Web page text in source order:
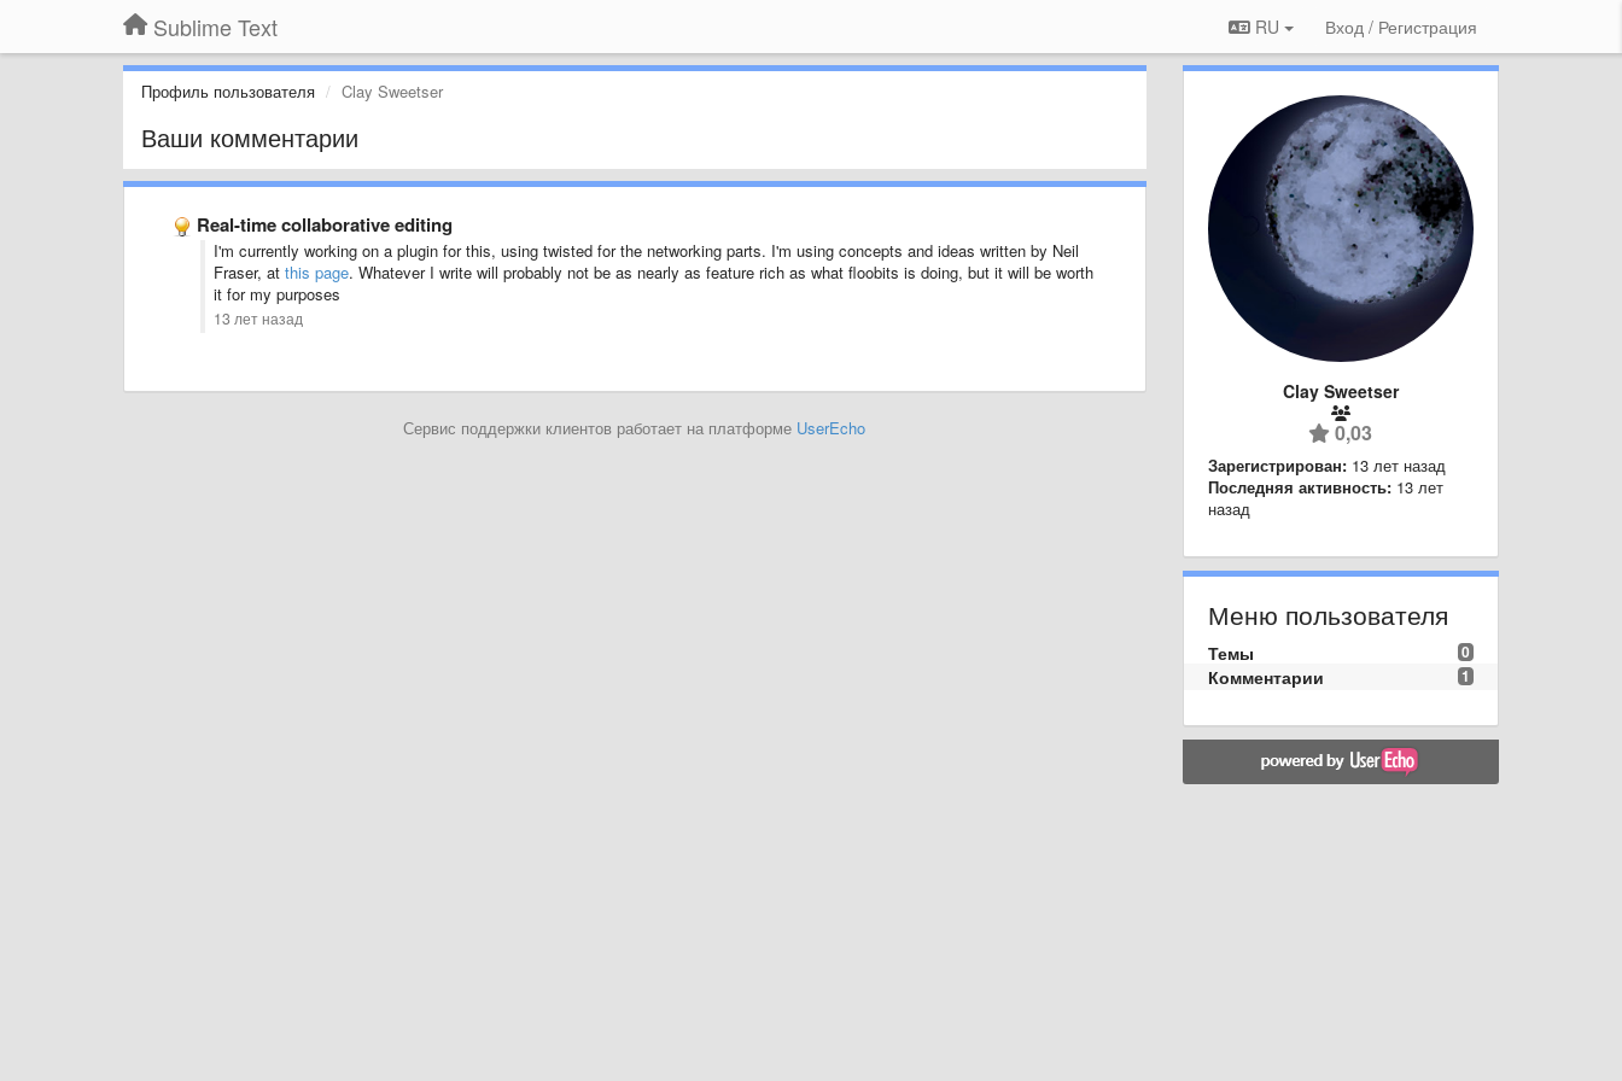
Sublime Text RU Вход / Регистрация
Профиль пользователя Clay Sweetser
Ваши комментарии
Real-time collaborative editing
I'm currently working on a plugin for this, using twisted for the networking parts. I'm using concepts and ideas written by Neil
Fraser, at this page. Whatever I write will probably not be as nearly as feature rich as what floobits is doing, but it will be worth
it for my purposes
13 лет назад
Сервис поддержки клиентов работает на платформе UserEcho
Clay Sweetser
0,03
Зарегистрирован: 13 лет назад
Последняя активность: 13 лет
назад
Меню пользователя
0
Темы
1
Комментарии